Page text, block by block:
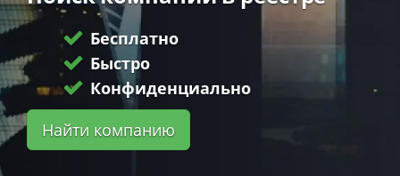
Бесплатно
Быстро
Конфиденциально
Найти компанию